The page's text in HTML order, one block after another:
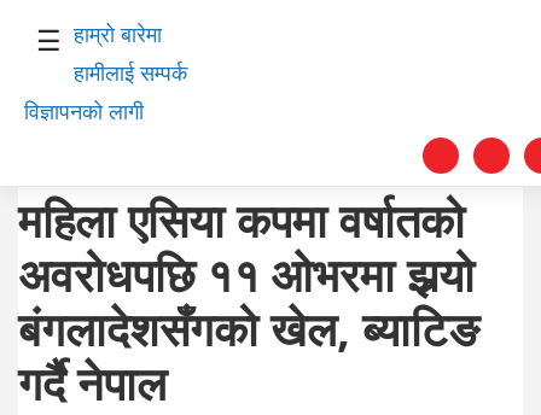
स्वास्थ्य
समाचार
अर्थ
☰ हाम्रो बारेमा
हामीलाई सम्पर्क
विज्ञापनको लागी
महिला एसिया कपमा वर्षातको
अवरोधपछि ११ ओभरमा झर्‍यो
बंगलादेशसँगको खेल, ब्याटिङ
गर्दै नेपाल